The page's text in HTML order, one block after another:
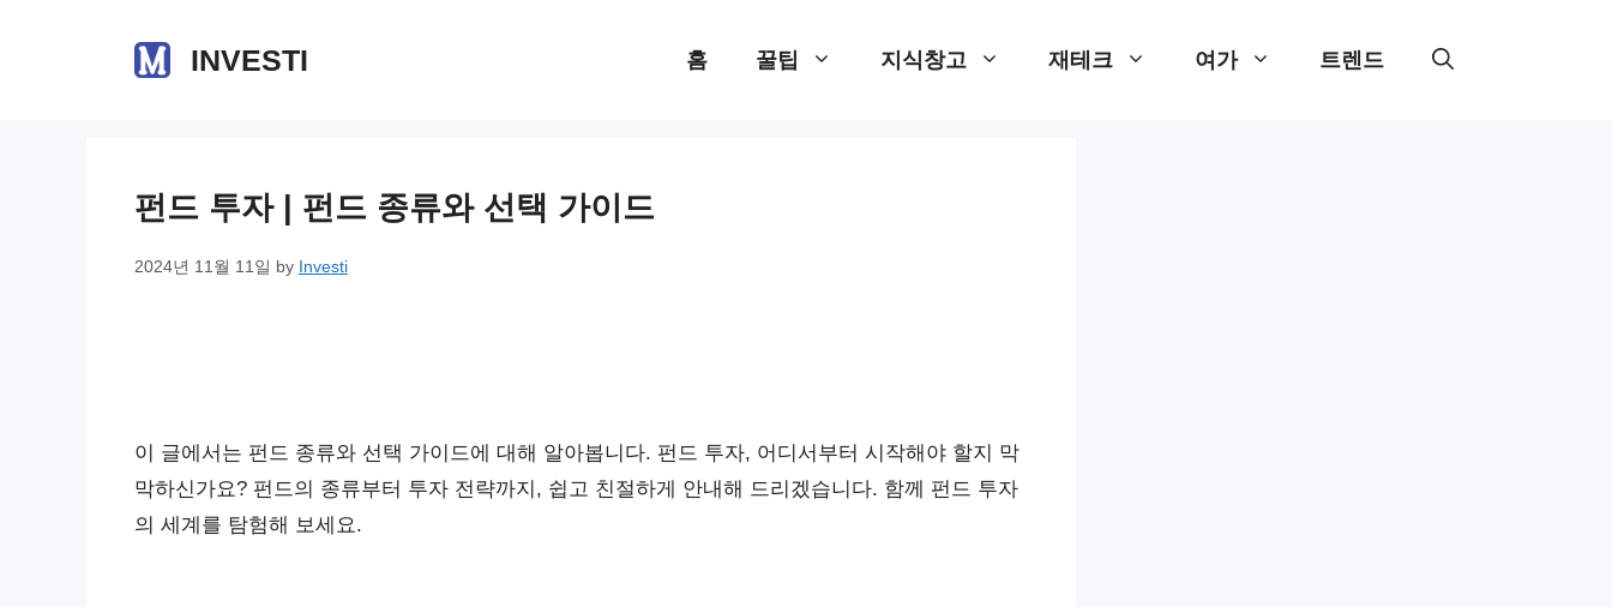
INVESTI 홈 꿀팁 지식창고 재테크 여가 트렌드
펀드 투자 | 펀드 종류와 선택 가이드
2024년 11월 11일 by Investi
이 글에서는 펀드 종류와 선택 가이드에 대해 알아봅니다. 펀드 투자, 어디서부터 시작해야 할지 막
막하신가요? 펀드의 종류부터 투자 전략까지, 쉽고 친절하게 안내해 드리겠습니다. 함께 펀드 투자
의 세계를 탐험해 보세요.